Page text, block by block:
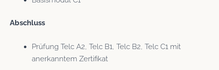
Abschluss
Prüfung Telc A2, Telc B1, Telc B2, Telc C1 mit
anerkanntem Zertifikat